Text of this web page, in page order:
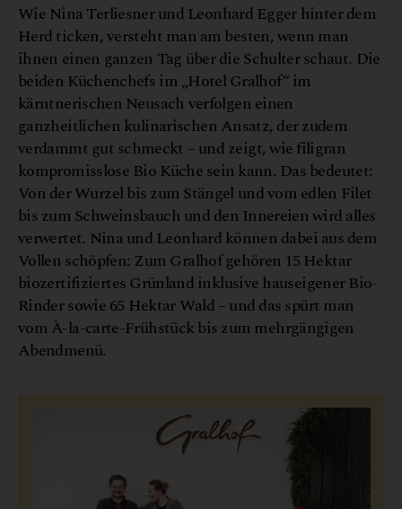
Wie Nina Terliesner und Leonhard Egger hinter dem
Herd ticken, versteht man am besten, wenn man
ihnen einen ganzen Tag über die Schulter schaut. Die
beiden Küchenchefs im „Hotel Gralhof“ im
kärntnerischen Neusach verfolgen einen
ganzheitlichen kulinarischen Ansatz, der zudem
verdammt gut schmeckt – und zeigt, wie filigran
kompromisslose Bio Küche sein kann. Das bedeutet:
Von der Wurzel bis zum Stängel und vom edlen Filet
bis zum Schweinsbauch und den Innereien wird alles
verwertet. Nina und Leonhard können dabei aus dem
Vollen schöpfen: Zum Gralhof gehören 15 Hektar
biozertifiziertes Grünland inklusive hauseigener Bio-
Rinder sowie 65 Hektar Wald – und das spürt man
vom À-la-carte-Frühstück bis zum mehrgängigen
Abendmenü.